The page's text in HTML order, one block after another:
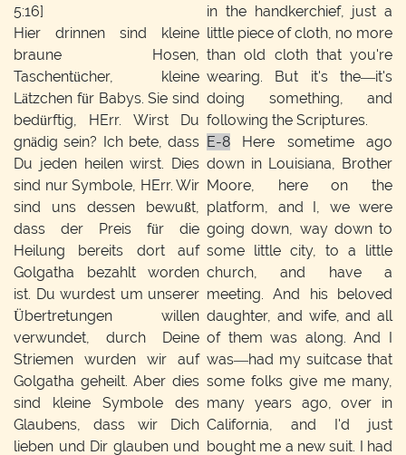
5:16]
Hier drinnen sind kleine
braune Hosen,
Taschentücher, kleine
Lätzchen für Babys. Sie sind
bedürftig, HErr. Wirst Du
gnädig sein? Ich bete, dass
Du jeden heilen wirst. Dies
sind nur Symbole, HErr. Wir
sind uns dessen bewußt,
dass der Preis für die
Heilung bereits dort auf
Golgatha bezahlt worden
ist. Du wurdest um unserer
Übertretungen willen
verwundet, durch Deine
Striemen wurden wir auf
Golgatha geheilt. Aber dies
sind kleine Symbole des
Glaubens, dass wir Dich
lieben und Dir glauben und
in the handkerchief, just a
little piece of cloth, no more
than old cloth that you're
wearing. But it's the—it's
doing something, and
following the Scriptures.
E-8 Here sometime ago
down in Louisiana, Brother
Moore, here on the
platform, and I, we were
going down, way down to
some little city, to a little
church, and have a
meeting. And his beloved
daughter, and wife, and all
of them was along. And I
was—had my suitcase that
some folks give me many,
many years ago, over in
California, and I'd just
bought me a new suit. I had